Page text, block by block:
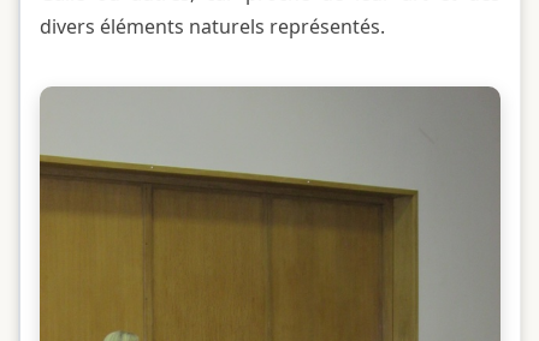
divers éléments naturels représentés.